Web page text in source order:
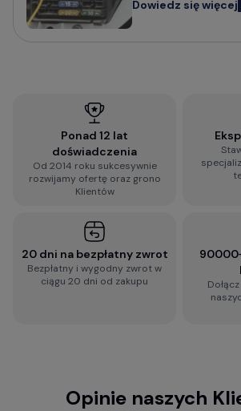
Sprawdź praktyczny poradnik o
Wypełnij błyskawiczną ankietę i
spersonalizowaną rekomendację
Twoich wymagań:
2-minutowa ankieta
wideorejestratora
Zobacz więcej porad dotyczących
wideorejestratorów, a także
Dowiedz się więcej
Ponad 12 lat
doświadczenia
Od 2014 roku sukcesywnie
rozwijamy ofertę oraz grono
Klientów
20 dni na bezpłatny zwrot
Bezpłatny i wygodny zwrot w
ciągu 20 dni od zakupu
Opinie naszych